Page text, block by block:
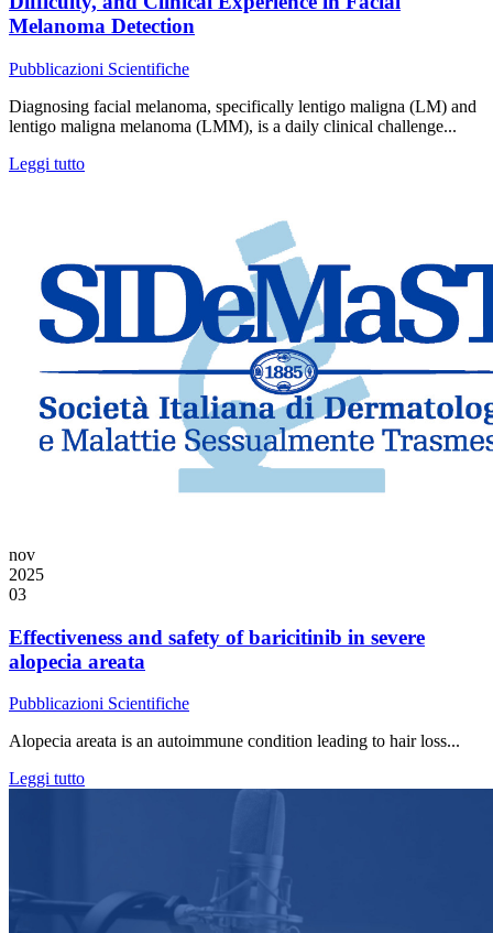
Melanoma Detection
Pubblicazioni Scientifiche
Diagnosing facial melanoma, specifically lentigo maligna (LM) and
lentigo maligna melanoma (LMM), is a daily clinical challenge...
Leggi tutto
nov
2025
03
Effectiveness and safety of baricitinib in severe
alopecia areata
Pubblicazioni Scientifiche
Alopecia areata is an autoimmune condition leading to hair loss...
Leggi tutto